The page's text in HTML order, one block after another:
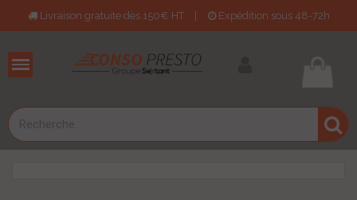
Livraison gratuite dès 150€ HT Expédition sous 48-72h